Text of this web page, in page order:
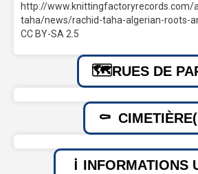
http://www.knittingfactoryrecords.com/
taha/news/rachid-taha-algerian-roots-
CC BY-SA 2.5
RUES DE
INFORMATIONS